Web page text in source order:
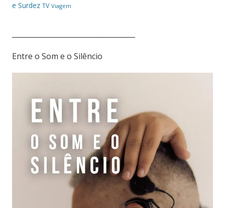
e Surdez TV Viagem
Entre o Som e o Silêncio